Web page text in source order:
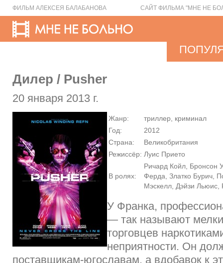
ФИЛЬМ АЛЕКСЕЯ БАЛАБАНОВА САЙТ ФИЛЬМА "МНЕ НЕ
Дилер / Pusher
20 января 2013 г.
Жанр:
триллер, криминал
Год:
2012
Страна:
Великобритания
Режиссёр: Луис Прието
В ролях:
Ричард Койл, Бронсон
Ферда, Златко Бурич,
Мэскелл, Дэйзи Льюис,
У Франка,
— так называют
торговцев
неприятности. Он
поставщикам-югославам, а вдобавок к